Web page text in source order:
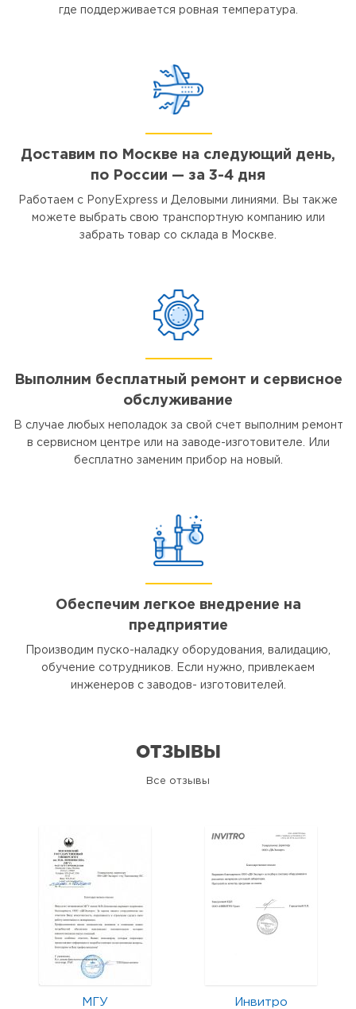
где поддерживается ровная температура.
Доставим по Москве на следующий день,
по России — за 3-4 дня
Работаем с PonyExpress и Деловыми линиями. Вы также
можете выбрать свою транспортную компанию или
забрать товар со склада в Москве.
Выполним бесплатный ремонт и сервисное
обслуживание
В случае любых неполадок за свой счет выполним ремонт
в сервисном центре или на заводе-изготовителе. Или
бесплатно заменим прибор на новый.
Обеспечим легкое внедрение на
предприятие
Производим пуско-наладку оборудования, валидацию,
обучение сотрудников. Если нужно, привлекаем
инженеров с заводов- изготовителей.
ОТЗЫВЫ
Все отзывы
МГУ Инвитро